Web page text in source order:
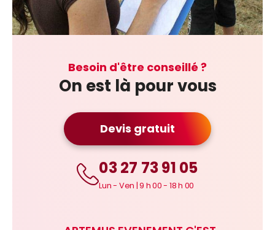
Besoin d'être conseillé ?
On est là pour vous
Devis gratuit
03 27 73 91 05
Lun - Ven | 9 h 00 - 18 h 00